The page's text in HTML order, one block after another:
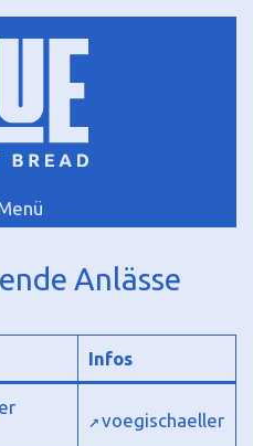
Anlässe
Infos
voegischaeller